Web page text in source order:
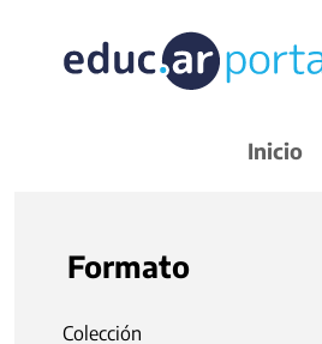
Inicio
Formato
Colección